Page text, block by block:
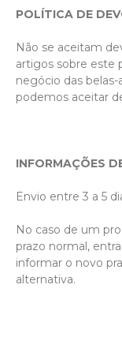
POLÍTICA DE
Não se aceitam
artigos sobre este
negócio das
podemos aceitar
INFORMAÇÕES
Envio entre 3 a 5
No caso de um
prazo normal,
informar o novo
alternativa.